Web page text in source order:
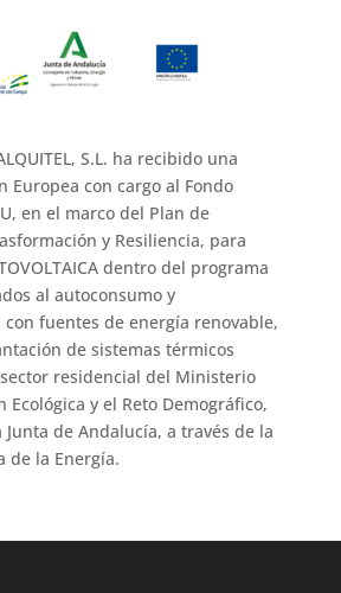
S.L. ha recibido una
Europea con cargo al Fondo
en el marco del Plan de
y Resiliencia, para
dentro del programa
al autoconsumo y
fuentes de energía renovable,
de sistemas térmicos
residencial del Ministerio
Ecológica y el Reto Demográfico,
de Andalucía, a través de la
de la Energía.